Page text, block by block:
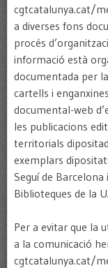
cgtcatalunya.cat/
a diverses fons
procés
informació està
documentada per
cartells i
documental-web
les publicacions
territorials
exemplars
Seguí de Barcelona
Biblioteques de la
Per a evitar que la
a la comunicació
cgtcatalunya.cat/